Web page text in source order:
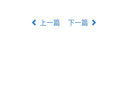
上一篇 下一篇